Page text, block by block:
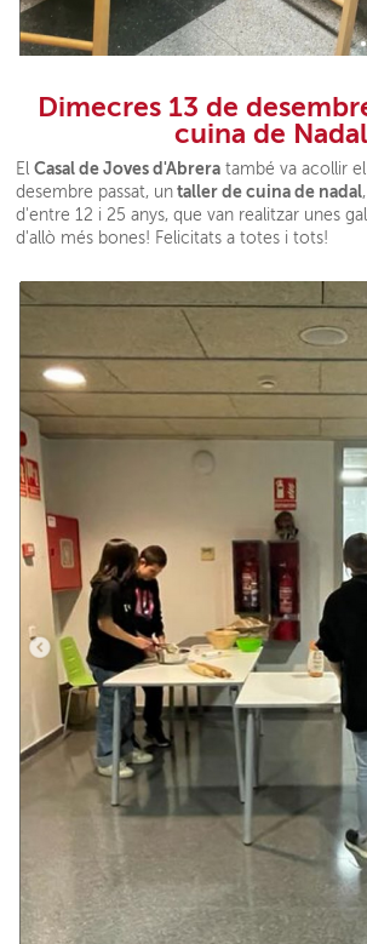
Dimecres 13 de
cuina de Nadal
ElCasal de Joves d'Abrera també va acollir
desembre passat, un taller de cuina de nadal
d'entre 12 i 25 anys, que van realitzar unes
d'allò més bones! Felicitats a totes i tots!